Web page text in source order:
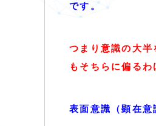
です。
つまり意識の大
もそちらに偏るわ
表面意識（顕在意